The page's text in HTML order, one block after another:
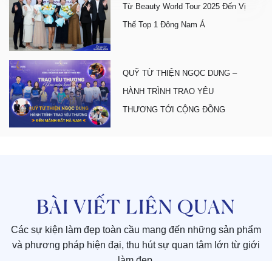
Từ Beauty World Tour 2025 Đến Vị
Thế Top 1 Đông Nam Á
QUỸ TỪ THIỆN NGỌC DUNG –
HÀNH TRÌNH TRAO YÊU
THƯƠNG TỚI CỘNG ĐỒNG
BÀI VIẾT LIÊN QUAN
Các sự kiện làm đẹp toàn cầu mang đến những sản phẩm
và phương pháp hiện đại, thu hút sự quan tâm lớn từ giới